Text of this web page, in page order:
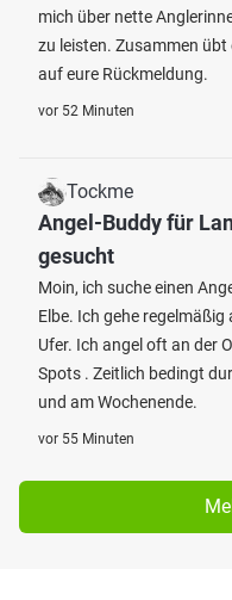
mich über nette
zu leisten. Zusammen übt
auf eure Rückmeldung.
vor 52 Minuten
Tockme
Angel-Buddy für
gesucht
Moin, ich suche einen
Elbe. Ich gehe
Ufer. Ich angel oft an der
Spots . Zeitlich bedingt
und am Wochenende.
vor 55 Minuten